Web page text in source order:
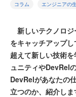
コラム エンジニアの
新しいテクノロジ
をキャッチアップ
超えて新しい技術
ュニティやDevRel
DevRelがあなたの
立つのか、紹介し